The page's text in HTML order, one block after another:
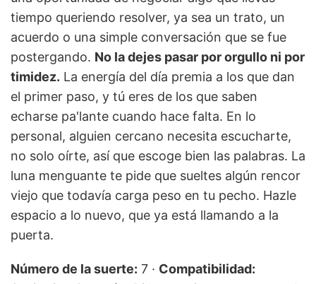
tiempo queriendo resolver, ya sea un trato, un
acuerdo o una simple conversación que se fue
postergando. No la dejes pasar por orgullo ni por
timidez. La energía del día premia a los que dan
el primer paso, y tú eres de los que saben
echarse pa'lante cuando hace falta. En lo
personal, alguien cercano necesita escucharte,
no solo oírte, así que escoge bien las palabras. La
luna menguante te pide que sueltes algún rencor
viejo que todavía carga peso en tu pecho. Hazle
espacio a lo nuevo, que ya está llamando a la
puerta.
Número de la suerte: 7 · Compatibilidad: